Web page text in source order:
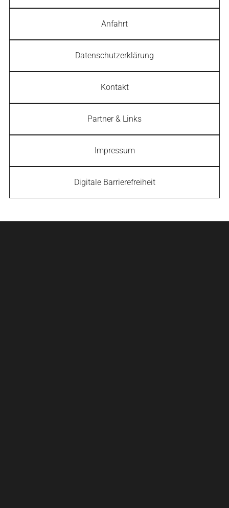
Anfahrt
Datenschutzerklärung
Kontakt
Partner & Links
Impressum
Digitale Barrierefreiheit